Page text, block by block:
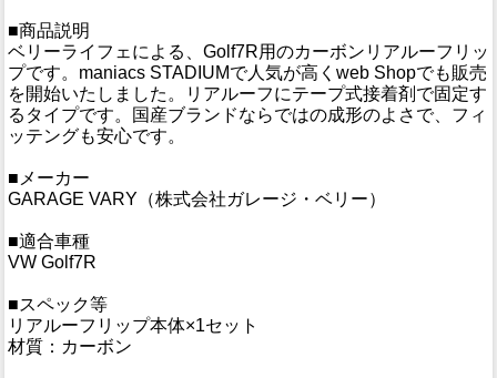
■商品説明
ベリーライフェによる、Golf7R用のカーボンリアルーフリッ
プです。maniacs STADIUMで人気が高くweb Shopでも販売
を開始いたしました。リアルーフにテープ式接着剤で固定す
るタイプです。国産ブランドならではの成形のよさで、フィ
ッテングも安心です。
■メーカー
GARAGE VARY（株式会社ガレージ・ベリー）
■適合車種
VW Golf7R
■スペック等
リアルーフリップ本体×1セット
材質：カーボン